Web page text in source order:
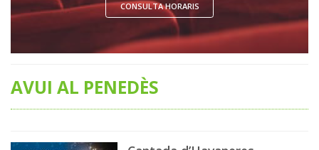
CONSULTA HORARIS
AVUI AL PENEDÈS